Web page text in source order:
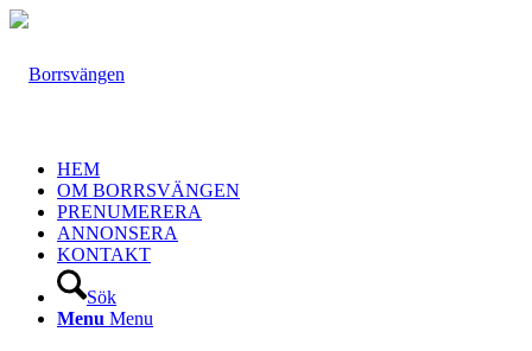
HEM
OM BORRSVÄNGEN
PRENUMERERA
ANNONSERA
KONTAKT
Sök
Menu Menu